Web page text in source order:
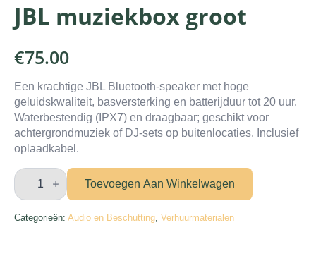
JBL muziekbox groot
€75.00
Een krachtige JBL Bluetooth-speaker met hoge
geluidskwaliteit, basversterking en batterijduur tot 20 uur.
Waterbestendig (IPX7) en draagbaar; geschikt voor
achtergrondmuziek of DJ-sets op buitenlocaties. Inclusief
oplaadkabel.
JBL
muziekbox
groot
Toevoegen Aan Winkelwagen
Categorieën: Audio en Beschutting, Verhuurmaterialen